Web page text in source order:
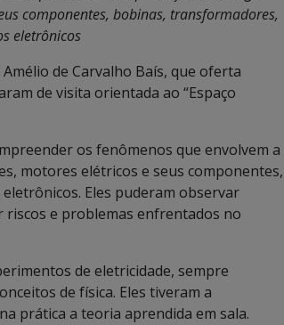
componentes, bobinas, transformadores,
eletrônicos
de Carvalho Baís, que oferta
de visita orientada ao “Espaço
os fenômenos que envolvem a
motores elétricos e seus componentes,
Eles puderam observar
riscos e problemas enfrentados no
de eletricidade, sempre
de física. Eles tiveram a
prática a teoria aprendida em sala.